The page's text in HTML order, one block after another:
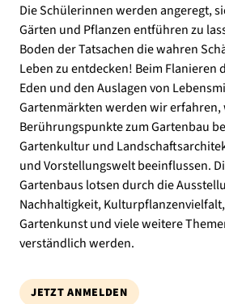
Die Schülerinnen werden angeregt,
Gärten und Pflanzen entführen zu
Boden der Tatsachen die wahren
Leben zu entdecken! Beim Flanieren
Eden und den Auslagen von
Gartenmärkten werden wir
Berührungspunkte zum Gartenbau
Gartenkultur und
und Vorstellungswelt beeinflussen.
Gartenbaus lotsen durch die
Nachhaltigkeit,
Gartenkunst und viele weitere
verständlich werden.
JETZT ANMELDEN